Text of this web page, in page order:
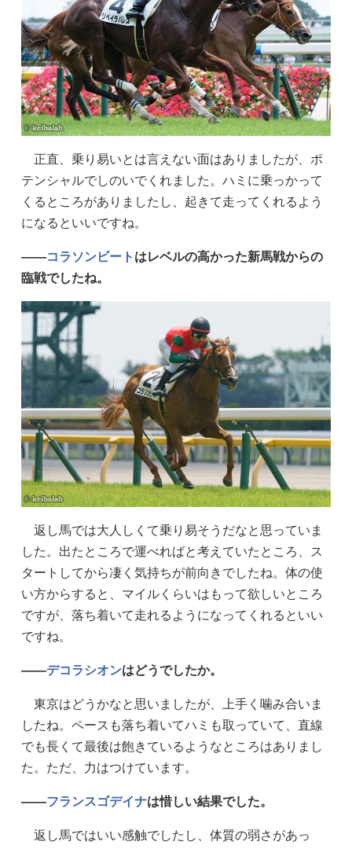
正直、乗り易いとは言えない面はありましたが、ポ
テンシャルでしのいでくれました。ハミに乗っかって
くるところがありましたし、起きて走ってくれるよう
になるといいですね。
——コラソンビート はレベルの高かった新馬戦からの
臨戦でしたね。
返し馬では大人しくて乗り易そうだなと思っていま
した。出たところで運べればと考えていたところ、ス
タートしてから凄く気持ちが前向きでしたね。体の使
い方からすると、マイルくらいはもって欲しいところ
ですが、落ち着いて走れるようになってくれるといい
ですね。
——デコラシオンはどうでしたか。
東京はどうかなと思いましたが、上手く噛み合いま
したね。ペースも落ち着いてハミも取っていて、直線
でも長くて最後は飽きているようなところはありまし
た。ただ、力はつけています。
——フランスゴデイナは惜しい結果でした。
返し馬ではいい感触でしたし、体質の弱さがあっ